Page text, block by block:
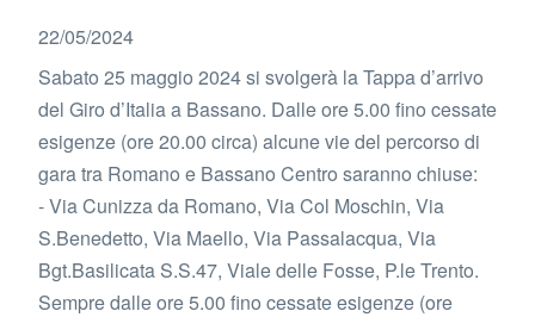
22/05/2024
Sabato 25 maggio 2024 si svolgerà la Tappa d’arrivo
del Giro d’Italia a Bassano. Dalle ore 5.00 fino cessate
esigenze (ore 20.00 circa) alcune vie del percorso di
gara tra Romano e Bassano Centro saranno chiuse:
- Via Cunizza da Romano, Via Col Moschin, Via
S.Benedetto, Via Maello, Via Passalacqua, Via
Bgt.Basilicata S.S.47, Viale delle Fosse, P.le Trento.
Sempre dalle ore 5.00 fino cessate esigenze (ore